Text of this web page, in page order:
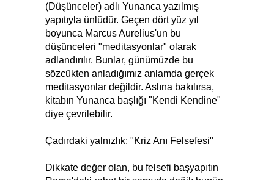
(Düşünceler) adlı Yunanca yazılmış
yapıtıyla ünlüdür. Geçen dört yüz yıl
boyunca Marcus Aurelius'un bu
düşünceleri "meditasyonlar" olarak
adlandırılır. Bunlar, günümüzde bu
sözcükten anladığımız anlamda gerçek
meditasyonlar değildir. Aslına bakılırsa,
kitabın Yunanca başlığı "Kendi Kendine"
diye çevrilebilir.
Çadırdaki yalnızlık: "Kriz Anı Felsefesi"
Dikkate değer olan, bu felsefi başyapıtın